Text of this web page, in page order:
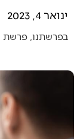
ינואר 4, 2023
בפרשתנו, פרשת